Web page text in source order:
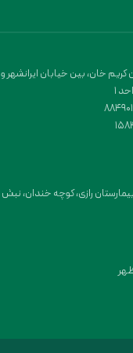
خان، بین خیابان ایرانشهر و
رازی، کوچه خندان، نبش